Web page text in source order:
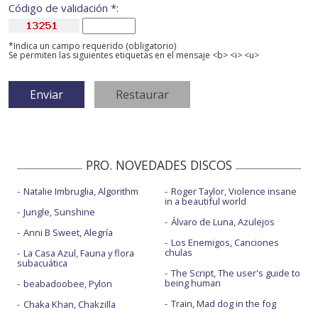
Código de validación *:
*Indica un campo requerido (obligatorio)
Se permiten las siguientes etiquetas en el mensaje <b> <i> <u>
PRO. NOVEDADES DISCOS
Natalie Imbruglia, Algorithm
Jungle, Sunshine
Anni B Sweet, Alegría
La Casa Azul, Fauna y flora
subacuática
beabadoobee, Pylon
Chaka Khan, Chakzilla
Roger Taylor, Violence insane
in a beautiful world
Álvaro de Luna, Azulejos
Los Enemigos, Canciones
chulas
The Script, The user's guide to
being human
Train, Mad dog in the fog